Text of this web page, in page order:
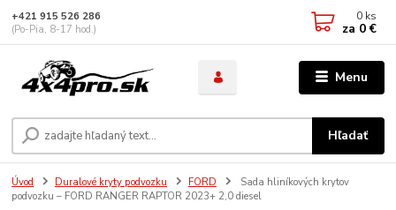
Menu
Hľadať
+421 915 526 286
(Po-Pia, 8-17 hod.)
0 ks
za 0 €
Úvod Duralové kryty podvozku FORD
Sada hliníkových krytov
podvozku – FORD RANGER RAPTOR 2023+ 2,0 diesel